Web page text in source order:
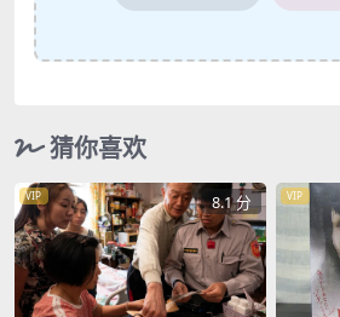
猜你喜欢
VIP 8.1 分 VIP